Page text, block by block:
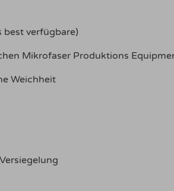
best verfügbare)
Mikrofaser Produktions
Weichheit